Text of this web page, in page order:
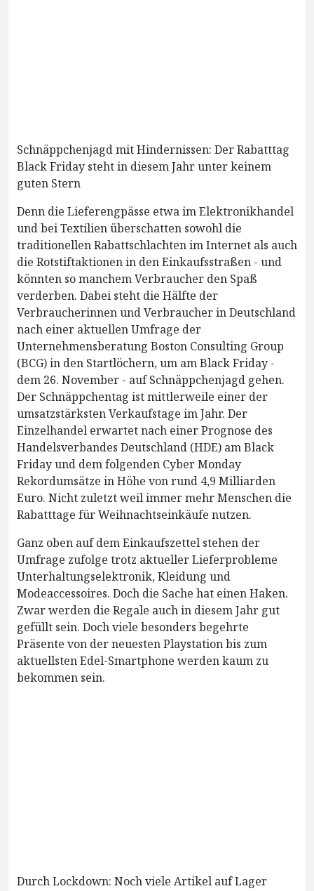
Schnäppchenjagd mit Hindernissen: Der Rabatttag
Black Friday steht in diesem Jahr unter keinem
guten Stern
Denn die Lieferengpässe etwa im Elektronikhandel
und bei Textilien überschatten sowohl die
traditionellen Rabattschlachten im Internet als auch
die Rotstiftaktionen in den Einkaufsstraßen - und
könnten so manchem Verbraucher den Spaß
verderben. Dabei steht die Hälfte der
Verbraucherinnen und Verbraucher in Deutschland
nach einer aktuellen Umfrage der
Unternehmensberatung Boston Consulting Group
(BCG) in den Startlöchern, um am Black Friday -
dem 26. November - auf Schnäppchenjagd gehen.
Der Schnäppchentag ist mittlerweile einer der
umsatzstärksten Verkaufstage im Jahr. Der
Einzelhandel erwartet nach einer Prognose des
Handelsverbandes Deutschland (HDE) am Black
Friday und dem folgenden Cyber Monday
Rekordumsätze in Höhe von rund 4,9 Milliarden
Euro. Nicht zuletzt weil immer mehr Menschen die
Rabatttage für Weihnachtseinkäufe nutzen.
Ganz oben auf dem Einkaufszettel stehen der
Umfrage zufolge trotz aktueller Lieferprobleme
Unterhaltungselektronik, Kleidung und
Modeaccessoires. Doch die Sache hat einen Haken.
Zwar werden die Regale auch in diesem Jahr gut
gefüllt sein. Doch viele besonders begehrte
Präsente von der neuesten Playstation bis zum
aktuellsten Edel-Smartphone werden kaum zu
bekommen sein.
Durch Lockdown: Noch viele Artikel auf Lager